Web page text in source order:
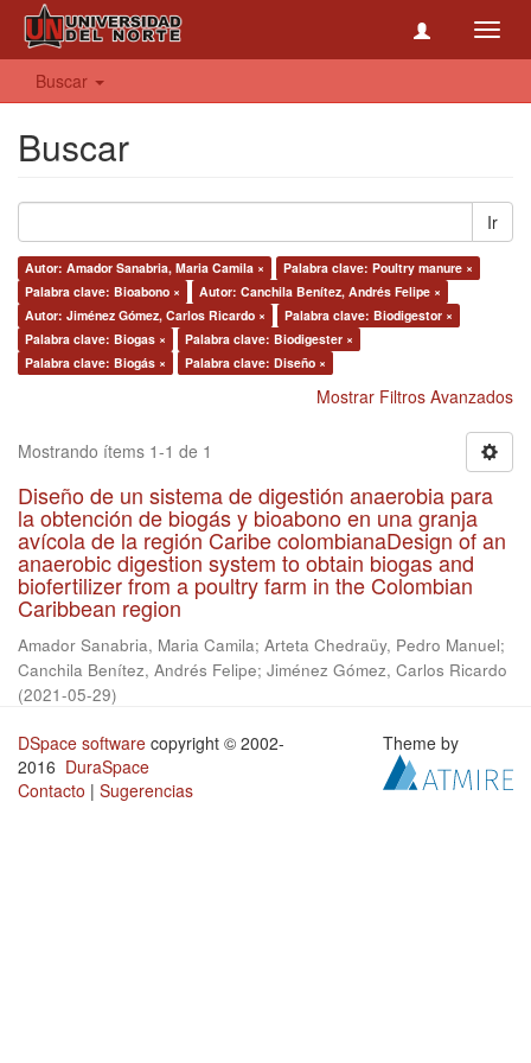
Buscar
Buscar
Ir
Autor: Amador Sanabria, Maria Camila ×
Palabra clave: Poultry manure ×
Palabra clave: Bioabono ×
Autor: Canchila Benítez, Andrés Felipe ×
Autor: Jiménez Gómez, Carlos Ricardo ×
Palabra clave: Biodigestor ×
Palabra clave: Biogas ×
Palabra clave: Biodigester ×
Palabra clave: Biogás ×
Palabra clave: Diseño ×
Mostrar Filtros Avanzados
Mostrando ítems 1-1 de 1
Diseño de un sistema de digestión anaerobia para
la obtención de biogás y bioabono en una granja
avícola de la región Caribe colombianaDesign of an
anaerobic digestion system to obtain biogas and
biofertilizer from a poultry farm in the Colombian
Caribbean region
Amador Sanabria, Maria Camila; Arteta Chedraüy, Pedro Manuel;
Canchila Benítez, Andrés Felipe; Jiménez Gómez, Carlos Ricardo
(2021-05-29)
DSpace software copyright © 2002-
2016 DuraSpace
Contacto | Sugerencias
Theme by